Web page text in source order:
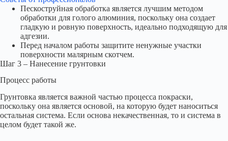
Пескоструйная обработка является лучшим методом
обработки для голого алюминия, поскольку она создает
гладкую и ровную поверхность, идеально подходящую для
адгезии.
Перед началом работы защитите ненужные участки
поверхности малярным скотчем.
Шаг 3 – Нанесение грунтовки
Процесс работы
Грунтовка является важной частью процесса покраски,
поскольку она является основой, на которую будет наноситься
остальная система. Если основа некачественная, то и система в
целом будет такой же.